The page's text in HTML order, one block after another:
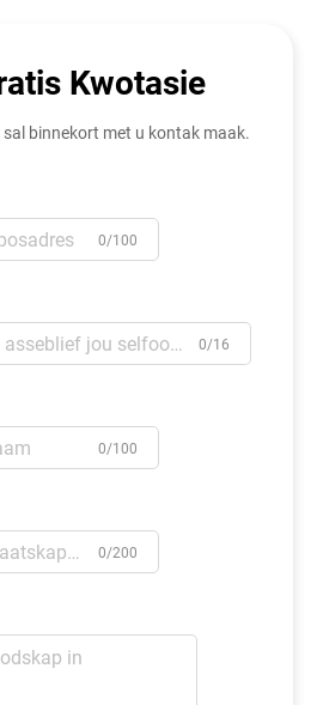
Kwotasie
binnekort met u kontak maak.
0/100
0/16
0/100
0/200